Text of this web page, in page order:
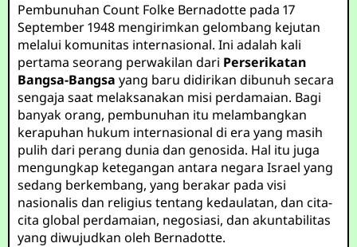
Pembunuhan Count Folke Bernadotte pada 17
September 1948 mengirimkan gelombang kejutan
melalui komunitas internasional. Ini adalah kali
pertama seorang perwakilan dari Perserikatan
Bangsa-Bangsa yang baru didirikan dibunuh secara
sengaja saat melaksanakan misi perdamaian. Bagi
banyak orang, pembunuhan itu melambangkan
kerapuhan hukum internasional di era yang masih
pulih dari perang dunia dan genosida. Hal itu juga
mengungkap ketegangan antara negara Israel yang
sedang berkembang, yang berakar pada visi
nasionalis dan religius tentang kedaulatan, dan cita-
cita global perdamaian, negosiasi, dan akuntabilitas
yang diwujudkan oleh Bernadotte.